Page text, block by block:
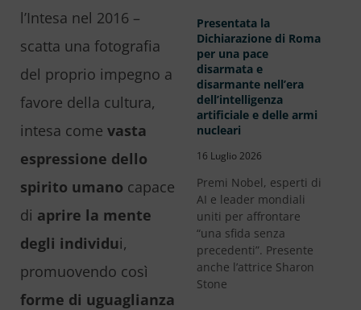
l’Intesa nel 2016 –
scatta una fotografia
del proprio impegno a
favore della cultura,
intesa come vasta
espressione dello
spirito umano capace
di aprire la mente
degli individui,
promuovendo così
forme di uguaglianza
Presentata la
Dichiarazione di Roma
per una pace
disarmata e
disarmante nell’era
dell’intelligenza
artificiale e delle armi
nucleari
16 Luglio 2026
Premi Nobel, esperti di
AI e leader mondiali
uniti per affrontare
“una sfida senza
precedenti”. Presente
anche l’attrice Sharon
Stone